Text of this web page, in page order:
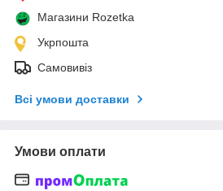
Магазини Rozetka
Укрпошта
Самовивіз
Всі умови доставки
Умови оплати